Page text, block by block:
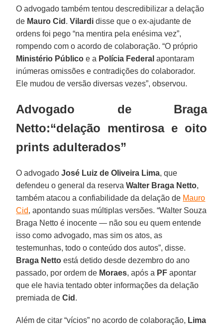
O advogado também tentou descredibilizar a delação
de Mauro Cid .Vilardi disse que o ex-ajudante de
ordens foi pego “na mentira pela enésima vez”,
rompendo com o acordo de colaboração. “O próprio
Ministério Público e a Polícia Federal apontaram
inúmeras omissões e contradições do colaborador.
Ele mudou de versão diversas vezes”, observou.
Advogado de Braga
Netto:“delação mentirosa e oito
prints adulterados”
O advogadoJosé Luiz de Oliveira Lima, que
defendeu o general da reservaWalter Braga Netto,
também atacou a confiabilidade da delação de Mauro
Cid, apontando suas múltiplas versões. “Walter Souza
Braga Netto é inocente — não sou eu quem entende
isso como advogado, mas sim os atos, as
testemunhas, todo o conteúdo dos autos”, disse.
Braga Netto está detido desde dezembro do ano
passado, por ordem de Moraes, após a PF apontar
que ele havia tentado obter informações da delação
premiada deCid .
Além de citar “vícios” no acordo de colaboração, Lima